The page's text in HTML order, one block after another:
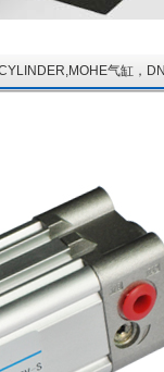
气缸，